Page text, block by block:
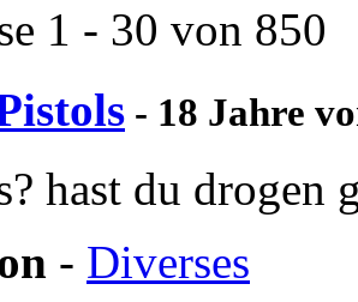
1 - 30 von 850
- 18 Jahre
hast du drogen
- Diverses